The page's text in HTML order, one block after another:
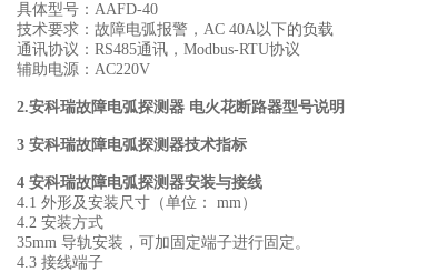
具体型号：AAFD-40
技术要求：故障电弧报警，AC 40A以下的负载
通讯协议：RS485通讯，Modbus-RTU协议
辅助电源：AC220V
2.安科瑞故障电弧探测器 电火花断路器型号说明
3 安科瑞故障电弧探测器技术指标
4 安科瑞故障电弧探测器安装与接线
4.1 外形及安装尺寸（单位： mm）
4.2 安装方式
35mm 导轨安装，可加固定端子进行固定。
4.3 接线端子